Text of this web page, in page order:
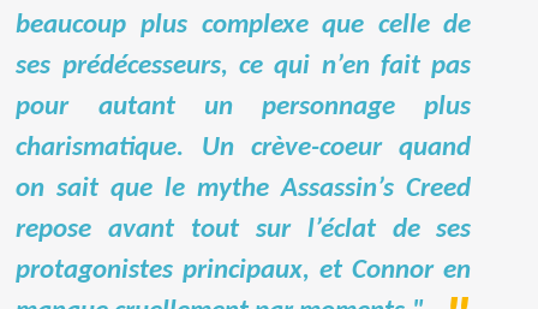
beaucoup plus complexe que celle de
ses prédécesseurs, ce qui n’en fait pas
pour autant un personnage plus
charismatique. Un crève-coeur quand
on sait que le mytheAssassin’s Creed
repose avant tout sur l’éclat de ses
protagonistes principaux, et Connor en